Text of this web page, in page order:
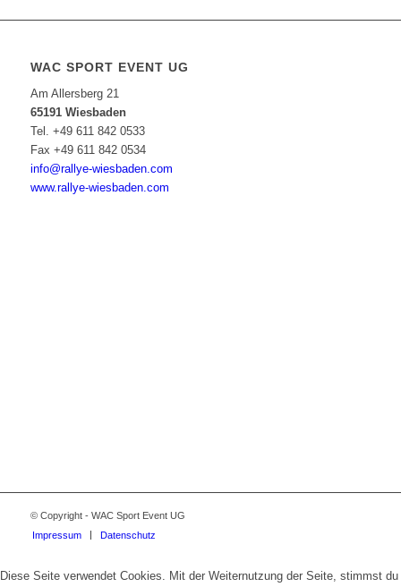
WAC SPORT EVENT UG
Am Allersberg 21
65191 Wiesbaden
Tel. +49 611 842 0533
Fax +49 611 842 0534
info@rallye-wiesbaden.com
www.rallye-wiesbaden.com
© Copyright - WAC Sport Event UG
Impressum
Datenschutz
Diese Seite verwendet Cookies. Mit der Weiternutzung der Seite, stimmst du